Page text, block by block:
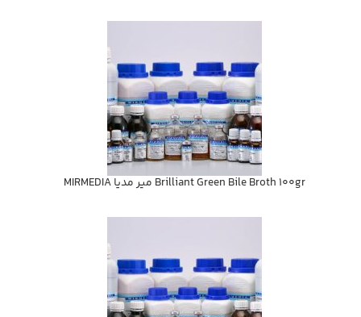
Brilliant Green Bile Broth 100gr مير مديا MIRMEDIA